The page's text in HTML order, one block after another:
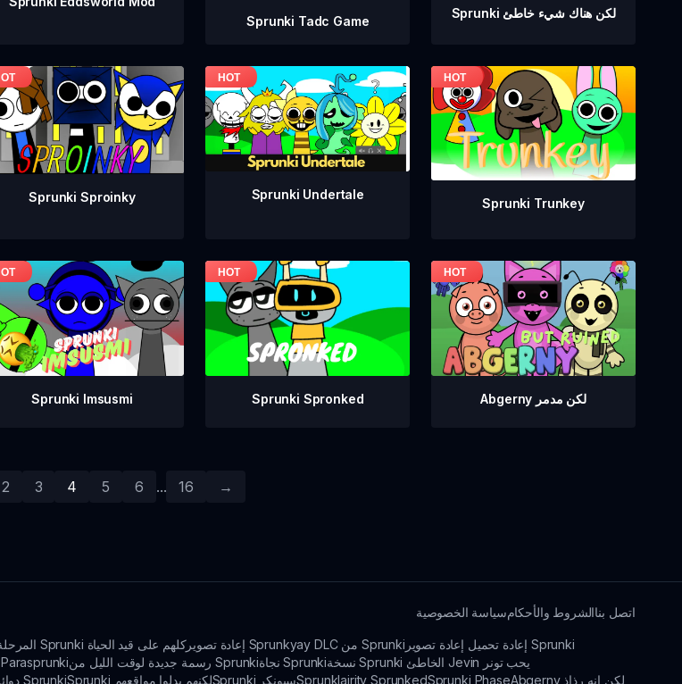
Sprunki Tadc Game
Sprunki لكن هناك شيء خاطئ
Sprunki Sproinky Sprunki Undertale
Sprunki Trunkey
Sprunki Imsusmi Sprunki Spronked Abgerny لكن مدمر
2 3 4 5 6 ... 16 →
سياسة الخصوصيةالشروط والأحكاماتصل بنا
المرحلة 4 Sprunki كلهم على قيد الحياة إعادة تصوير Sprunkyay DLC من Sprunki
إعادة تحميل إعادة تصوير Sprunki
إعادة تصوير Parasprunki رسمة جديدة لوقت الليل من Sprunki نجاة Sprunki
نسخة Sprunki الخاطئ Jevin يحب تونر
دوائر رقمية من Sprunki Sprunki لكنهم بدلوا مواقعهم Sprunki سبونكرSprunklairity SprunkedSprunki Phase Abgerny لكن إنه رذاذ